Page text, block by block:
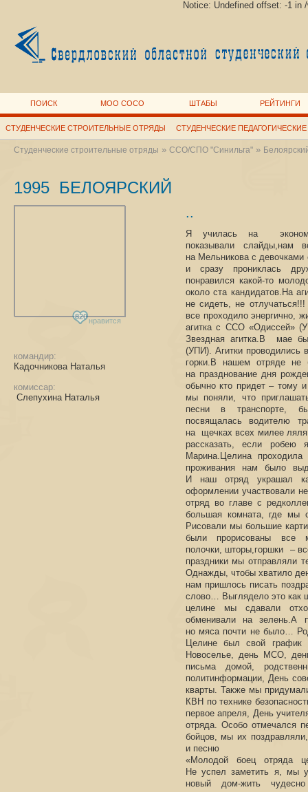
Notice: Undefined offset: -1 in
ПОИСК МОО СОСО ШТАБЫ РЕЙТИНГИ
СТУДЕНЧЕСКИЕ СТРОИТЕЛЬНЫЕ ОТРЯДЫ СТУДЕНЧЕСКИЕ
Студенческие строительные отряды » ССО/СПО "Синильга"»
1995 БЕЛОЯРСКИЙ
820 нравится
командир:
Кадочникова Наталья
комиссар:
Слепухина Наталья
..
Я училась на
показывали слайды,нам
на Мельникова с
и сразу прониклась
понравился какой-то
около ста кандидатов.На
не сидеть, не
все проходило энергично,
агитка с ССО «Одиссей»
Звездная агитка.В мае
(УПИ). Агитки
горки.В нашем отряде не
на празднование дня
обычно кто придет – тому
мы поняли, что
песни в транспорте,
посвящалась водителю
на щечках всех милее
рассказать, если робею
Марина.Целина
проживания нам было
И наш отряд украшал
оформлении участвовали
отряд во главе с
большая комната, где мы
Рисовали мы большие
были прорисованы все
полочки, шторы,горшки –
праздники мы отправляли
Однажды, чтобы хватило
нам пришлось писать
слово… Выглядело это как
целине мы сдавали
обменивали на зелень.А
но мяса почти не было…
Целине был свой график
Новоселье, день МСО,
письма домой,
политинформации, День
кварты. Также мы
КВН по технике
первое апреля, День
отряда. Особо отмечался
бойцов, мы их
и песню
«Молодой боец отряда
Не успел заметить я, мы
новый дом-жить